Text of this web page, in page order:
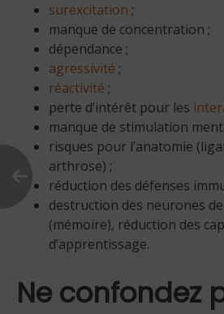
surexcitation ;
manque de concentration ;
dépendance ;
agressivité ;
réactivité ;
perte d’intérêt pour les
manque de stimulation
risques pour l’anatomie
arthrose) ;
réduction des défenses
destruction des neurones
(mémoire), réduction des
d’apprentissage.
Ne confondez